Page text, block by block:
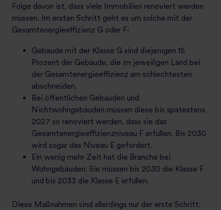
Folge davon ist, dass viele Immobilien renoviert werden
müssen. Im ersten Schritt geht es um solche mit der
Gesamtenergieeffizienz G oder F:
Gebäude mit der Klasse G sind diejenigen 15
Prozent der Gebäude, die im jeweiligen Land bei
der Gesamtenergieeffizienz am schlechtesten
abschneiden.
Bei öffentlichen Gebäuden und
Nichtwohngebäuden müssen diese bis spätestens
2027 so renoviert werden, dass sie das
Gesamtenergieeffizienzniveau F erfüllen. Bis 2030
wird sogar das Niveau E gefordert.
Ein wenig mehr Zeit hat die Branche bei
Wohngebäuden. Sie müssen bis 2030 die Klasse F
und bis 2033 die Klasse E erfüllen.
Diese Maßnahmen sind allerdings nur der erste Schritt.